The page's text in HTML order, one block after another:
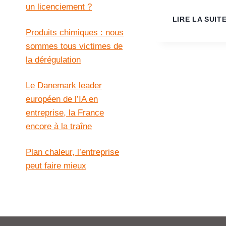
LIRE LA
un licenciement ?
Produits chimiques : nous
sommes tous victimes de
la dérégulation
Le Danemark leader
européen de l’IA en
entreprise, la France
encore à la traîne
Plan chaleur, l’entreprise
peut faire mieux